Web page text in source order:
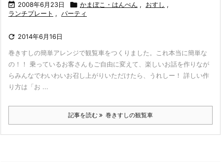
 2008年6月23日  かまぼこ・はんぺん , おすし ,
ランチプレート , パーティ
 2014年6月16日
巻きすしの簡単アレンジで観覧車をつくりました。これ本当に簡単な
の！！ 乗っているお客さんもご自由に変えて、楽しいお話を作りなが
らみんなでわいわいお召し上がりいただけたら、うれしー！ 詳しい作
り方は「お ...
記事を読む 巻きすしの観覧車